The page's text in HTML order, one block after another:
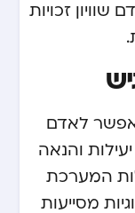
זכויות
לאדם
והנאה
המערכת
מסייעות